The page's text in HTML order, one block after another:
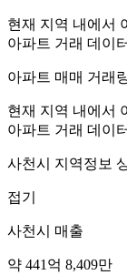
현재 지역 내에서
아파트 거래 데이
아파트 매매 거래
현재 지역 내에서
아파트 거래 데이
사천시 지역정보
접기
사천시 매출
약 441억 8,409만